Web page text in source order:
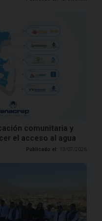
comunitaria y
el acceso al agua
Publicado el: 13/07/2026